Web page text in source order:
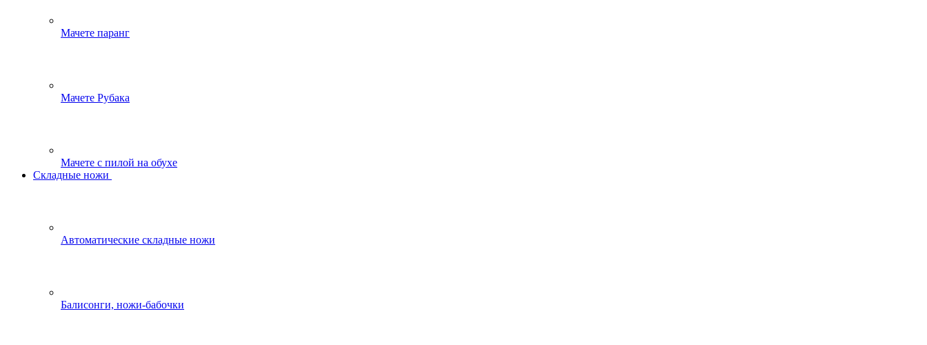
Мачете паранг
Мачете Рубака
Мачете с пилой на обухе
Складные ножи
Автоматические складные ножи
Балисонги, ножи-бабочки